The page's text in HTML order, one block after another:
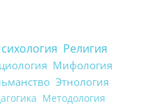
Религия
Мифология
Этнология
Методология